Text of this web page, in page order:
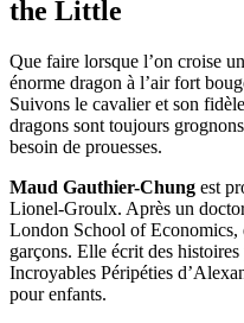
the Little
Que faire lorsque l’on croise
énorme dragon à l’air fort
Suivons le cavalier et son
dragons sont toujours
besoin de prouesses.
Maud Gauthier-Chung est
Lionel-Groulx. Après un
London School of Economics,
garçons. Elle écrit des
Incroyables Péripéties
pour enfants.